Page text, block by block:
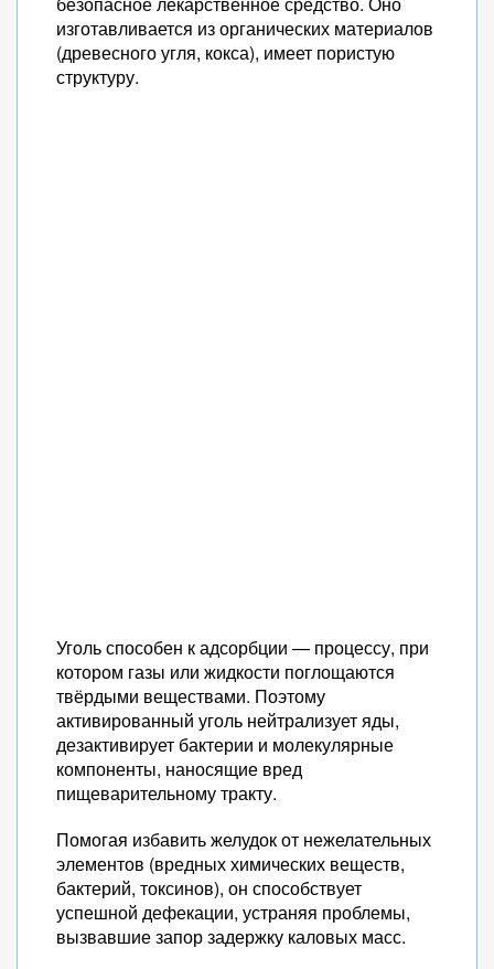
изготавливается из органических материалов
(древесного угля, кокса), имеет пористую
структуру.
Уголь способен к адсорбции — процессу, при
котором газы или жидкости поглощаются
твёрдыми веществами. Поэтому
активированный уголь нейтрализует яды,
дезактивирует бактерии и молекулярные
компоненты, наносящие вред
пищеварительному тракту.
Помогая избавить желудок от нежелательных
элементов (вредных химических веществ,
бактерий, токсинов), он способствует
успешной дефекации, устраняя проблемы,
вызвавшие запор задержку каловых масс.